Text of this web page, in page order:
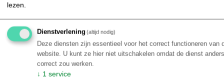
Teresa, of geniet van een wandeling in de botanische tuin
Braziliaanse keuken in lokale eetgelegenheden en geniet
van de unieke sfeer die Rio te bieden heeft.
lezen.
Dienstverlening(altijd nodig)
Deze diensten zijn essentieel voor het correct functioneren van
website. U kunt ze hier niet uitschakelen omdat de dienst
correct zou werken.
↓ 1 service